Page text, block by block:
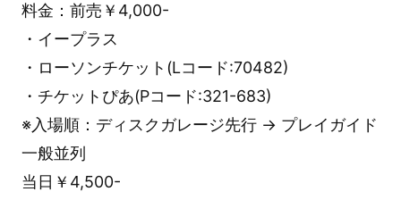
料金：前売￥4,000-
・イープラス
・ローソンチケット(Lコード:70482)
・チケットぴあ(Pコード:321-683)
※入場順：ディスクガレージ先行 → プレイガイド
一般並列
当日￥4,500-